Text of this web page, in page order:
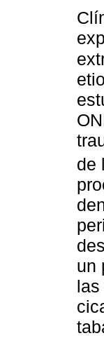
de
un
las